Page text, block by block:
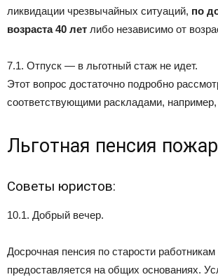
ликвидации чрезвычайных ситуаций, по
возраста 40 лет либо независимо от
7.1. Отпуск — в льготный стаж не идет.
Этот вопрос достаточно подробно
соответствующими раскладами,
Льготная пенсия
Советы юристов:
10.1. Добрый вечер.
Досрочная пенсия по старости
предоставляется на общих основаниях.